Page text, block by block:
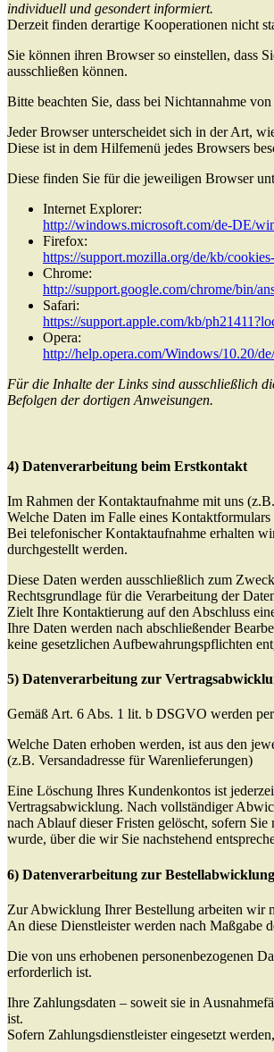
individuell und gesondert informiert.
Derzeit finden derartige Kooperationen nicht
Sie können ihren Browser so einstellen, dass
ausschließen können.
Bitte beachten Sie, dass bei Nichtannahme
Jeder Browser unterscheidet sich in der Art,
Diese ist in dem Hilfemenü jedes Browsers
Diese finden Sie für die jeweiligen Browser
Internet Explorer:
http://windows.microsoft.com/de-DE/
Firefox:
https://support.mozilla.org/de/kb/
Chrome:
http://support.google.com/chrome/bin/
Safari:
https://support.apple.com/kb/
Opera:
http://help.opera.com/Windows/10.20/
Für die Inhalte der Links sind ausschließlich
Befolgen der dortigen Anweisungen.
4) Datenverarbeitung beim Erstkontakt
Im Rahmen der Kontaktaufnahme mit uns
Welche Daten im Falle eines
Bei telefonischer Kontaktaufnahme erhalten
durchgestellt werden.
Diese Daten werden ausschließlich zum
Rechtsgrundlage für die Verarbeitung der
Zielt Ihre Kontaktierung auf den Abschluss
Ihre Daten werden nach abschließender
keine gesetzlichen Aufbewahrungspflichten
5) Datenverarbeitung zur
Gemäß Art. 6 Abs. 1 lit. b DSGVO werden
Welche Daten erhoben werden, ist aus den
(z.B. Versandadresse für Warenlieferungen)
Eine Löschung Ihres Kundenkontos ist
Vertragsabwicklung. Nach vollständiger
nach Ablauf dieser Fristen gelöscht, sofern
wurde, über die wir Sie nachstehend
6) Datenverarbeitung zur Bestellabwicklung
Zur Abwicklung Ihrer Bestellung arbeiten wir
An diese Dienstleister werden nach Maßgabe
Die von uns erhobenen personenbezogenen
erforderlich ist.
Ihre Zahlungsdaten – soweit sie in
ist.
Sofern Zahlungsdienstleister eingesetzt